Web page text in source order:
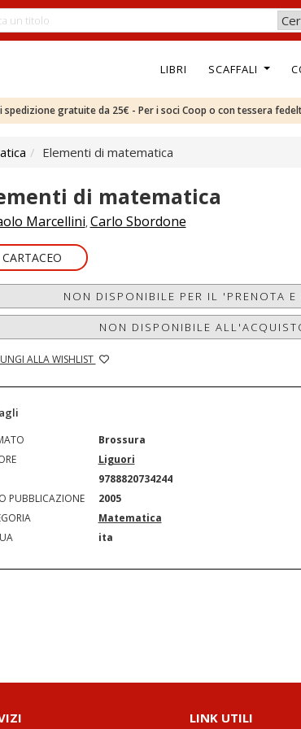
LIBRI SCAFFALI
spedizione gratuite da 25€ - Per i soci Coop o con tessera
Elementi di matematica
di matematica
Marcellini, Carlo Sbordone
CARTACEO
NON DISPONIBILE PER IL 'PRENOTA E
NON DISPONIBILE
ALLA WISHLIST
Brossura
Liguori
9788820734244
PUBBLICAZIONE
2005
Matematica
ita
LINK UTILI